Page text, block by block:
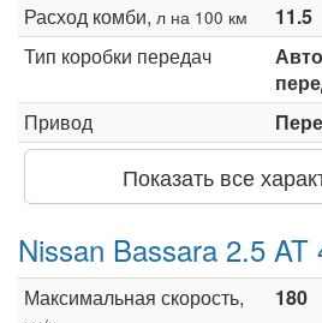
Расход комби, л на 100 км
11.5
Тип коробки передач
Привод
Показать все
Nissan Bassara 2.5 AT
Максимальная скорость, 180